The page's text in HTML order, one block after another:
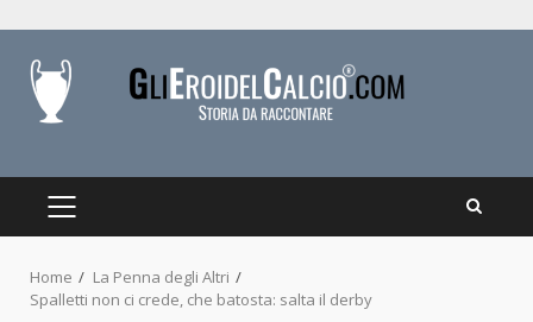
content
PRIMARY
Home
La Penna degli Altri
Spalletti non ci crede, che batosta: salta il derby